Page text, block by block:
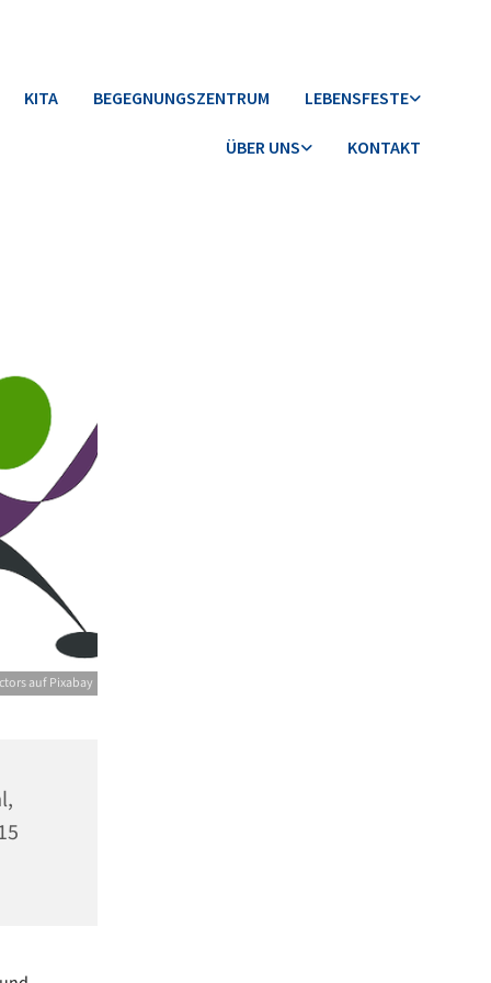
KITA BEGEGNUNGSZENTRUM LEBENSFESTE
ÜBER UNS KONTAKT
auf Pixabay